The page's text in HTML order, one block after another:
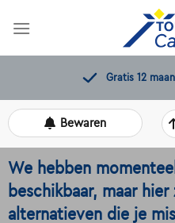
Gratis 12
Bewaren
We hebben
beschikbaar, maar hier
alternatieven die je